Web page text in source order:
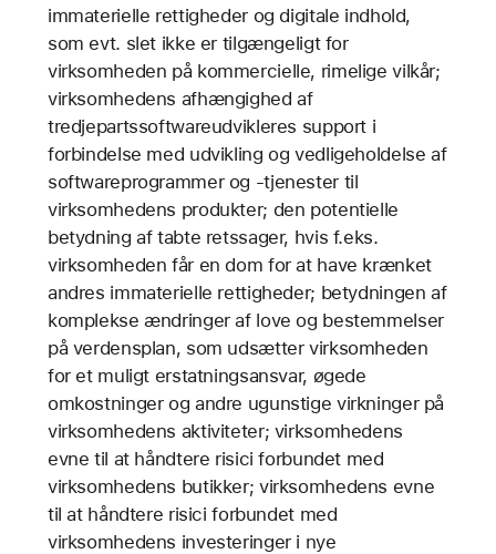
immaterielle rettigheder og digitale indhold,
som evt. slet ikke er tilgængeligt for
virksomheden på kommercielle, rimelige vilkår;
virksomhedens afhængighed af
tredjepartssoftwareudvikleres support i
forbindelse med udvikling og vedligeholdelse af
softwareprogrammer og -tjenester til
virksomhedens produkter; den potentielle
betydning af tabte retssager, hvis f.eks.
virksomheden får en dom for at have krænket
andres immaterielle rettigheder; betydningen af
komplekse ændringer af love og bestemmelser
på verdensplan, som udsætter virksomheden
for et muligt erstatningsansvar, øgede
omkostninger og andre ugunstige virkninger på
virksomhedens aktiviteter; virksomhedens
evne til at håndtere risici forbundet med
virksomhedens butikker; virksomhedens evne
til at håndtere risici forbundet med
virksomhedens investeringer i nye